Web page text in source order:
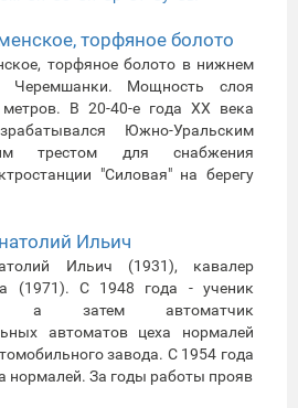
торфяное болото
торфяное болото в нижнем
Черемшанки. Мощность слоя
В 20-40-е года XX века
Южно-Уральским
трестом для снабжения
"Силовая" на берегу
Ильич
Ильич (1931), кавалер
(1971). С 1948 года - ученик
а затем автоматчик
автоматов цеха нормалей
завода. С 1954 года
нормалей. За годы работы прояв